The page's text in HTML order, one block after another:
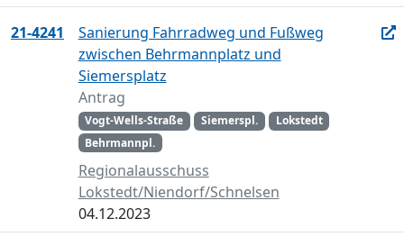
21-4241
Sanierung Fahrradweg und Fußweg
zwischen Behrmannplatz und
Siemersplatz
Antrag
Vogt-Wells-Straße Siemerspl.
Lokstedt
Behrmannpl.
Regionalausschuss
Lokstedt/Niendorf/Schnelsen
04.12.2023